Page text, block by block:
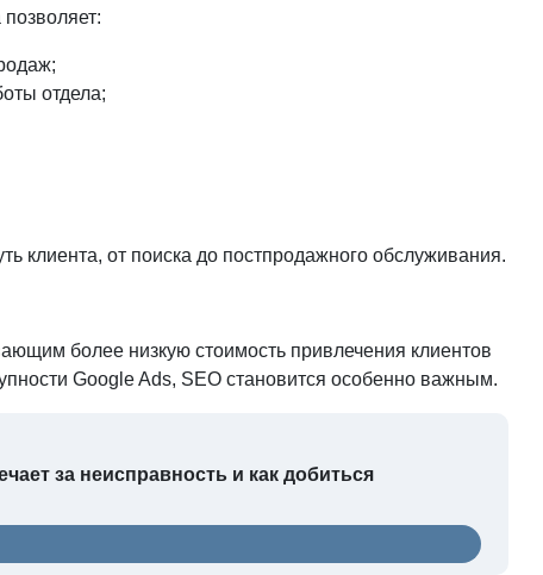
отдела;
клиента, от поиска до постпродажного обслуживания.
более низкую стоимость привлечения клиентов
Google Ads, SEO становится особенно важным.
за неисправность и как добиться